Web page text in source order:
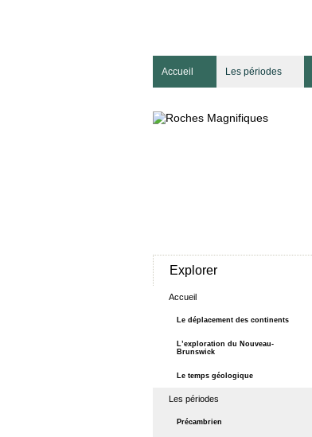
Accueil Les périodes
Explorer
Accueil
Le déplacement des continents
L’exploration du Nouveau-
Brunswick
Le temps géologique
Les périodes
Précambrien